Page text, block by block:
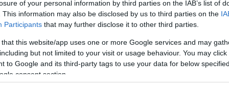
of your personal information by third parties on the IAB’s list of
This information may also be disclosed by us to third parties on the
Participants that may further disclose it to other third parties.
that this website/app uses one or more Google services and may
but not limited to your visit or usage behaviour. You may
to Google and its third-party tags to use your data for below
consent section.
εννέα χρόνια μετά η εικόνα του
Το deal flow θεωρείται πλέον πιο
των εταιρειών που ζητούν
«Σε σχέση με το εξωτερικό
23:44